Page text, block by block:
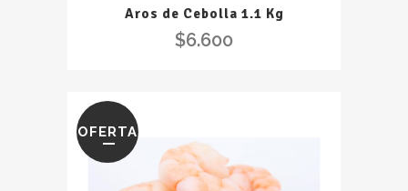
Kg
quantity
Aros de Cebolla 1.1 Kg
$6.600
OFERTA